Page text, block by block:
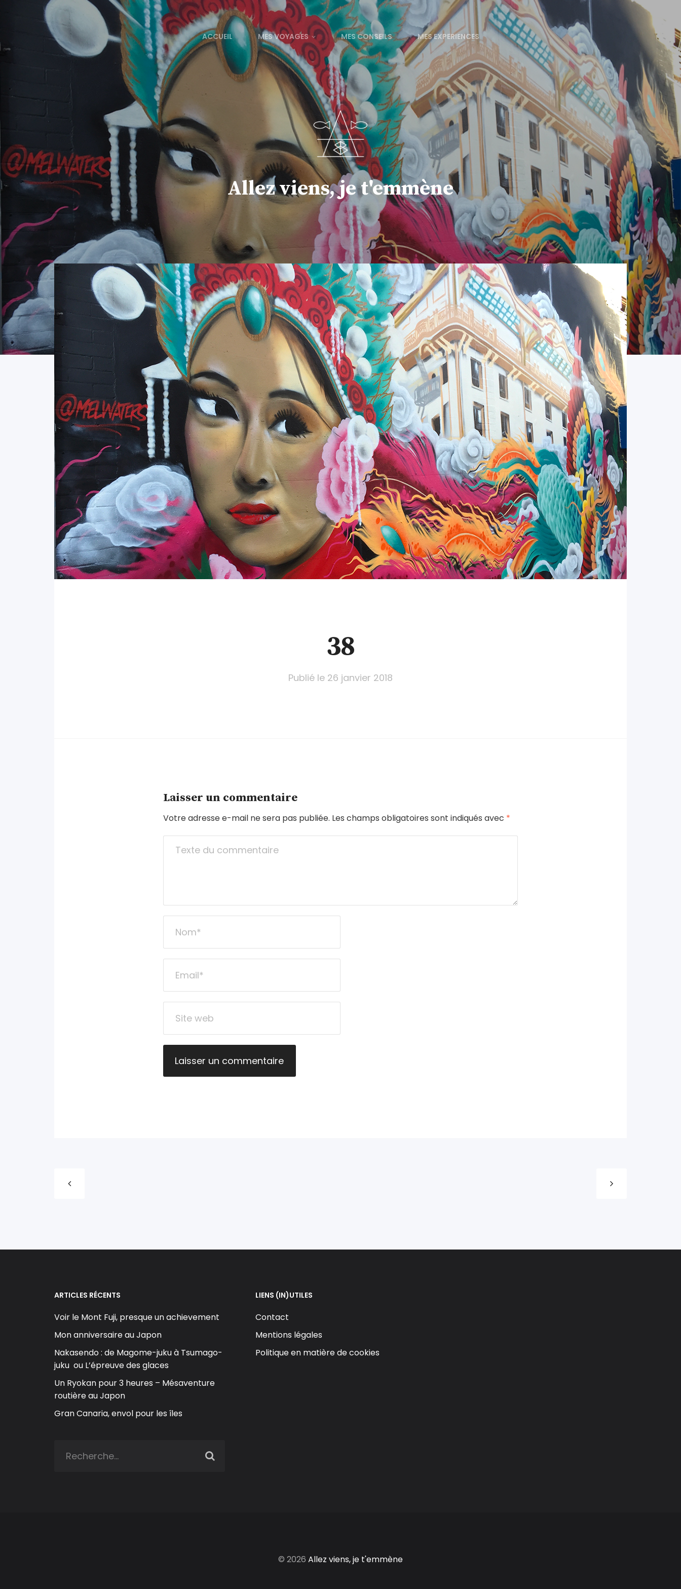
ACCUEIL MES VOYAGES MES CONSEILS MES EXPERIENCES
Allez viens, je t'emmène
38
Publié le 26 janvier 2018
Laisser un commentaire
Votre adresse e-mail ne sera pas publiée. Les champs obligatoires sont indiqués avec *
ARTICLES RÉCENTS
Voir le Mont Fuji, presque un achievement
Mon anniversaire au Japon
Nakasendo : de Magome-juku à Tsumago-
juku ou L’épreuve des glaces
Un Ryokan pour 3 heures – Mésaventure
routière au Japon
Gran Canaria, envol pour les îles
LIENS (IN)UTILES
Contact
Mentions légales
Politique en matière de cookies
© 2026 Allez viens, je t'emmène